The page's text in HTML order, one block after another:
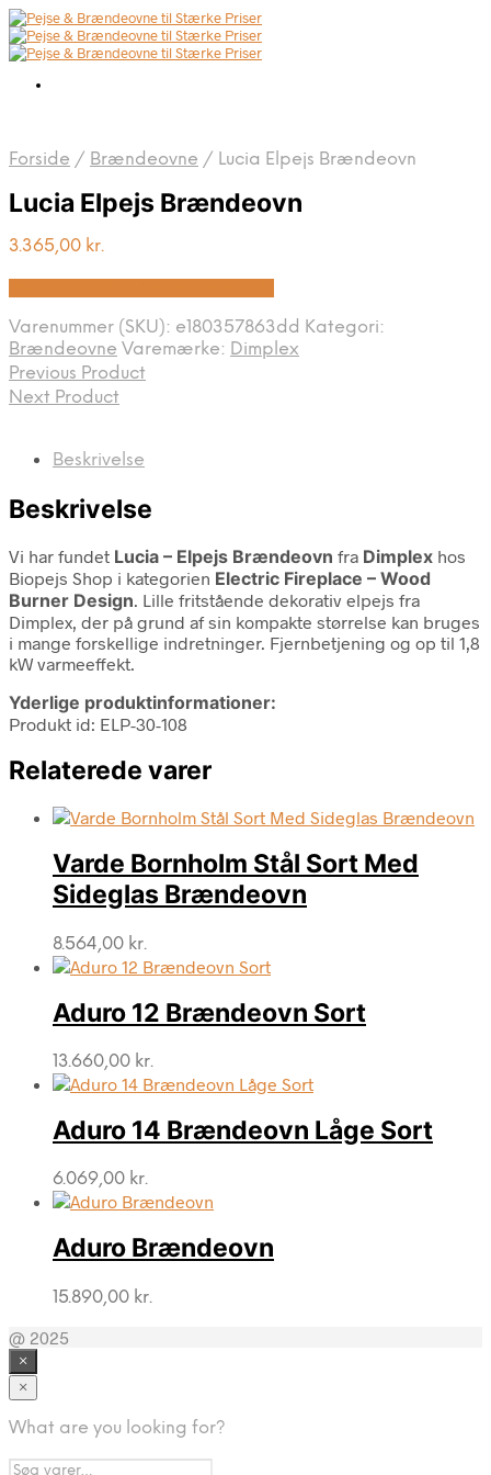
Forside / Brændeovne / Lucia Elpejs Brændeovn
Lucia Elpejs Brændeovn
3.365,00 kr.
Varenummer (SKU): e180357863dd Kategori:
Brændeovne Varemærke: Dimplex
Previous Product
Next Product
Beskrivelse
Beskrivelse
Vi har fundet Lucia – Elpejs Brændeovn fra Dimplex hos
Biopejs Shop i kategorien Electric Fireplace – Wood
Burner Design. Lille fritstående dekorativ elpejs fra
Dimplex, der på grund af sin kompakte størrelse kan bruges
i mange forskellige indretninger. Fjernbetjening og op til 1,8
kW varmeeffekt.
Yderlige produktinformationer:
Produkt id: ELP-30-108
Relaterede varer
Varde Bornholm Stål Sort Med
Sideglas Brændeovn
8.564,00 kr.
Aduro 12 Brændeovn Sort
13.660,00 kr.
Aduro 14 Brændeovn Låge Sort
6.069,00 kr.
Aduro Brændeovn
15.890,00 kr.
@ 2025
×
×
What are you looking for?